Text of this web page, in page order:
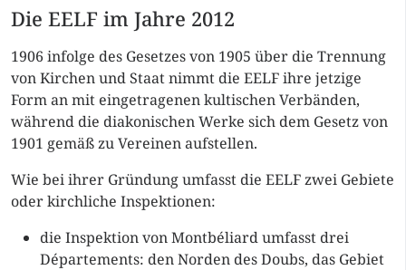
Die EELF im Jahre 2012
1906 infolge des Gesetzes von 1905 über die Trennung
von Kirchen und Staat nimmt die EELF ihre jetzige
Form an mit eingetragenen kultischen Verbänden,
während die diakonischen Werke sich dem Gesetz von
1901 gemäß zu Vereinen aufstellen.
Wie bei ihrer Gründung umfasst die EELF zwei Gebiete
oder kirchliche Inspektionen:
die Inspektion von Montbéliard umfasst drei
Départements: den Norden des Doubs, das Gebiet